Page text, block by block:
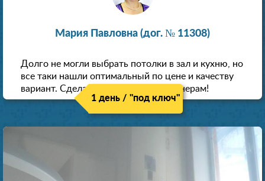
Мария Павловна (дог. № 11308)
Долго не могли выбрать потолки в зал и кухню, но
все таки нашли оптимальный по цене и качеству
вариант. Сделали скидку как пенсионерам!
1 день / "под ключ"